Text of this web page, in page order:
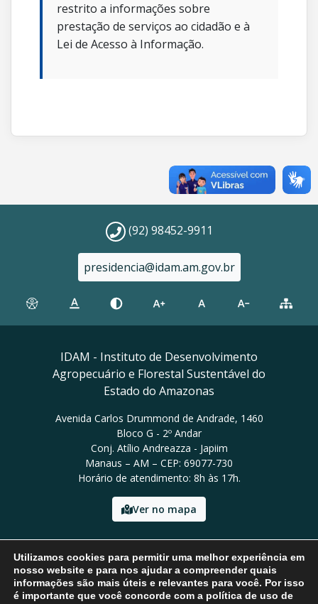
restrito a informações sobre
prestação de serviços ao cidadão e à
Lei de Acesso à Informação.
(92) 98452-9911
presidencia@idam.am.gov.br
IDAM - Instituto de Desenvolvimento
Agropecuário e Florestal Sustentável do
Estado do Amazonas
Avenida Carlos Drummond de Andrade, 1460
Bloco G - 2º Andar
Conj. Atílio Andreazza - Japiim
Manaus – AM – CEP: 69077-730
Horário de atendimento: 8h às 17h.
Ver no mapa
Email: presidencia@idam.am.gov.br
Tel: (92) 98452-9911
Utilizamos cookies para permitir uma melhor experiência em
nosso website e para nos ajudar a compreender quais
informações são mais úteis e relevantes para você. Por isso
é importante que você concorde com a política de uso de